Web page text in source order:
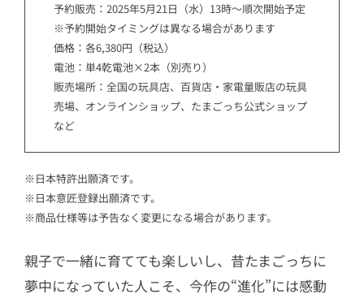
予約販売：2025年5月21日（水）13時～順次開始予定
※予約開始タイミングは異なる場合があります
価格：各6,380円（税込）
電池：単4乾電池×2本（別売り）
販売場所：全国の玩具店、百貨店・家電量販店の玩具
売場、オンラインショップ、たまごっち公式ショップ
など
※日本特許出願済です。
※日本意匠登録出願済です。
※商品仕様等は予告なく変更になる場合があります。
親子で一緒に育てても楽しいし、昔たまごっちに
夢中になっていた人こそ、今作の“進化”には感動